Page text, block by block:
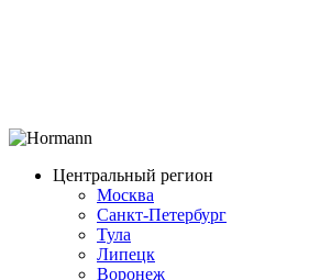
Центральный регион
Москва
Санкт-Петербург
Тула
Липецк
Воронеж